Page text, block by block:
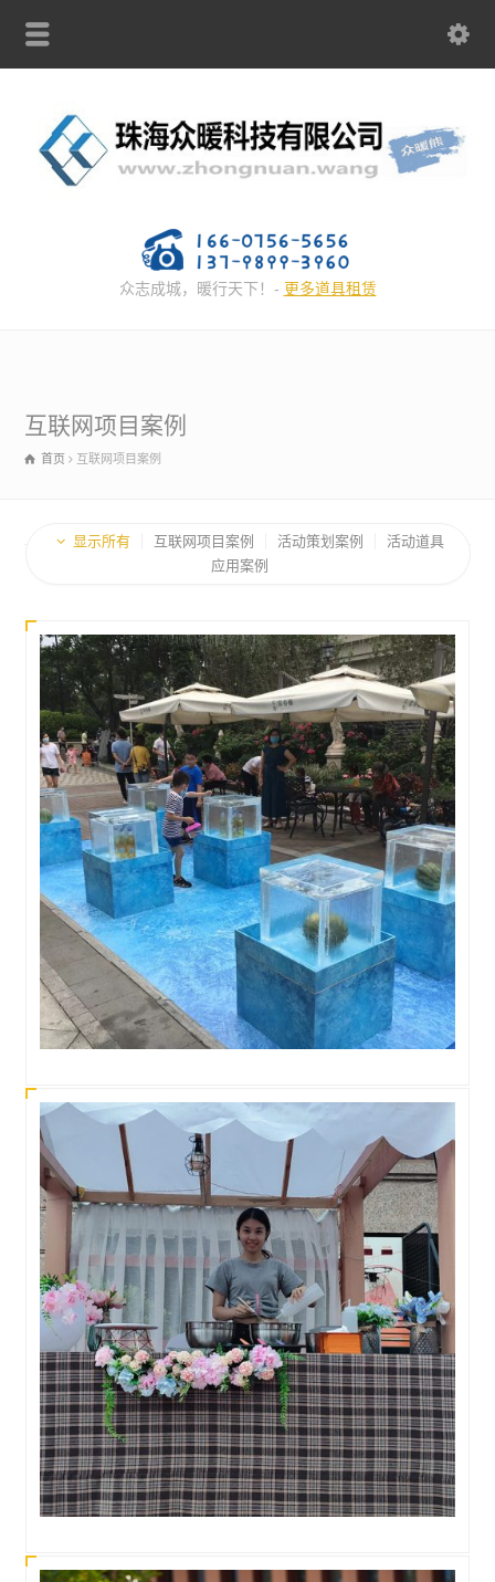
众志成城，暖行天下！- 更多道具租赁
互联网项目案例
首页 互联网项目案例
显示所有 互联网项目案例 活动策划案例
活动道具
应用案例